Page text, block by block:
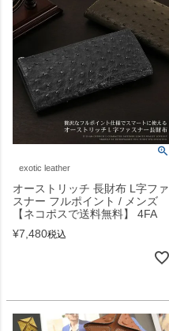
exotic leather
オーストリッチ 長財布 L字ファ
スナー フルポイント / メンズ
【ネコポスで送料無料】 4FA
¥7,480税込